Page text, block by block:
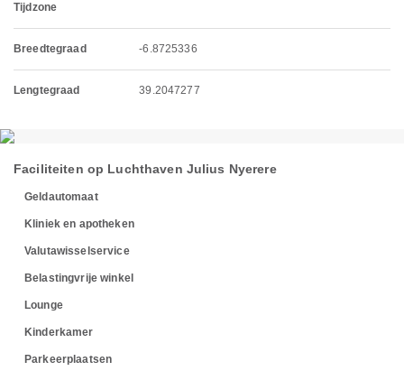
Tijdzone
Breedtegraad -6.8725336
Lengtegraad 39.2047277
Faciliteiten op Luchthaven Julius Nyerere
Geldautomaat
Kliniek en apotheken
Valutawisselservice
Belastingvrije winkel
Lounge
Kinderkamer
Parkeerplaatsen